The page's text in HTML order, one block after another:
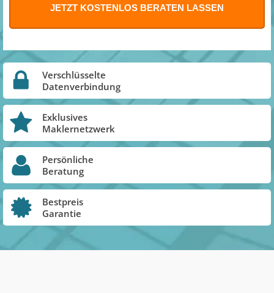
Verschlüsselte
Datenverbindung
Exklusives
Maklernetzwerk
Persönliche
Beratung
Bestpreis
Garantie